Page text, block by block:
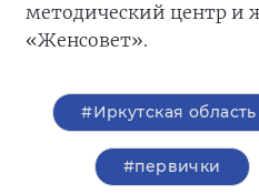
методический центр и
«Женсовет».
#Иркутская область
#первички